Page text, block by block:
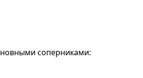
соперниками: